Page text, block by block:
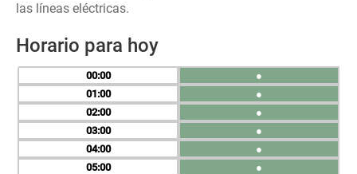
las líneas eléctricas.
Horario para hoy
00
01
02
03
04
05
●
●
●
●
●
●